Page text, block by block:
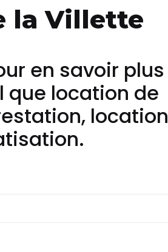
la Villette
en savoir plus
que location de
location